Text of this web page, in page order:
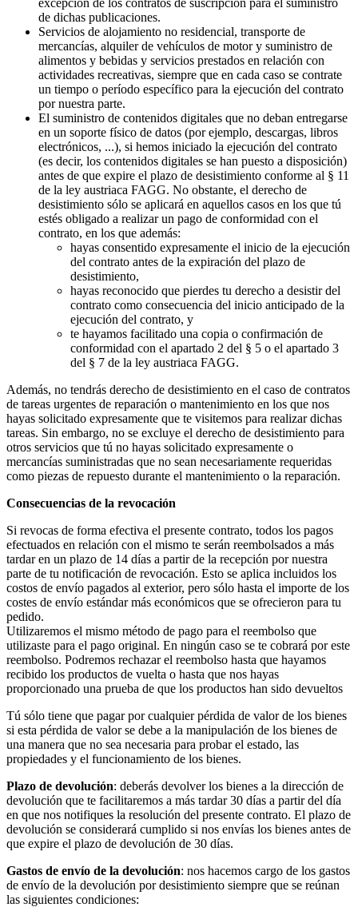
excepción de los contratos de suscripción para el suministro
de dichas publicaciones.
Servicios de alojamiento no residencial, transporte de
mercancías, alquiler de vehículos de motor y suministro de
alimentos y bebidas y servicios prestados en relación con
actividades recreativas, siempre que en cada caso se contrate
un tiempo o período específico para la ejecución del contrato
por nuestra parte.
El suministro de contenidos digitales que no deban entregarse
en un soporte físico de datos (por ejemplo, descargas, libros
electrónicos, ...), si hemos iniciado la ejecución del contrato
(es decir, los contenidos digitales se han puesto a disposición)
antes de que expire el plazo de desistimiento conforme al § 11
de la ley austriaca FAGG. No obstante, el derecho de
desistimiento sólo se aplicará en aquellos casos en los que tú
estés obligado a realizar un pago de conformidad con el
contrato, en los que además:
hayas consentido expresamente el inicio de la ejecución
del contrato antes de la expiración del plazo de
desistimiento,
hayas reconocido que pierdes tu derecho a desistir del
contrato como consecuencia del inicio anticipado de la
ejecución del contrato, y
te hayamos facilitado una copia o confirmación de
conformidad con el apartado 2 del § 5 o el apartado 3
del § 7 de la ley austriaca FAGG.
Además, no tendrás derecho de desistimiento en el caso de contratos
de tareas urgentes de reparación o mantenimiento en los que nos
hayas solicitado expresamente que te visitemos para realizar dichas
tareas. Sin embargo, no se excluye el derecho de desistimiento para
otros servicios que tú no hayas solicitado expresamente o
mercancías suministradas que no sean necesariamente requeridas
como piezas de repuesto durante el mantenimiento o la reparación.
Consecuencias de la revocación
Si revocas de forma efectiva el presente contrato, todos los pagos
efectuados en relación con el mismo te serán reembolsados a más
tardar en un plazo de 14 días a partir de la recepción por nuestra
parte de tu notificación de revocación. Esto se aplica incluidos los
costos de envío pagados al exterior, pero sólo hasta el importe de los
costes de envío estándar más económicos que se ofrecieron para tu
pedido.
Utilizaremos el mismo método de pago para el reembolso que
utilizaste para el pago original. En ningún caso se te cobrará por este
reembolso. Podremos rechazar el reembolso hasta que hayamos
recibido los productos de vuelta o hasta que nos hayas
proporcionado una prueba de que los productos han sido devueltos
Tú sólo tiene que pagar por cualquier pérdida de valor de los bienes
si esta pérdida de valor se debe a la manipulación de los bienes de
una manera que no sea necesaria para probar el estado, las
propiedades y el funcionamiento de los bienes.
Plazo de devolución: deberás devolver los bienes a la dirección de
devolución que te facilitaremos a más tardar 30 días a partir del día
en que nos notifiques la resolución del presente contrato. El plazo de
devolución se considerará cumplido si nos envías los bienes antes de
que expire el plazo de devolución de 30 días.
Gastos de envío de la devolución: nos hacemos cargo de los gastos
de envío de la devolución por desistimiento siempre que se reúnan
las siguientes condiciones: